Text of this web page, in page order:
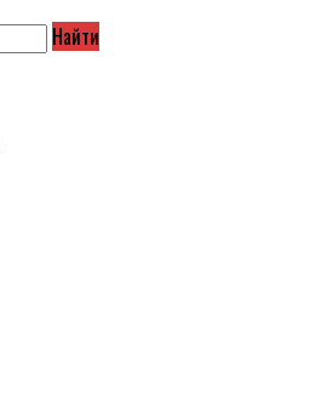
Найти